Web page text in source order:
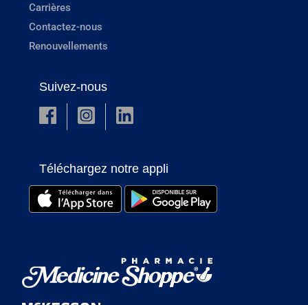
Carrières
Contactez-nous
Renouvellements
Suivez-nous
Téléchargez notre appli